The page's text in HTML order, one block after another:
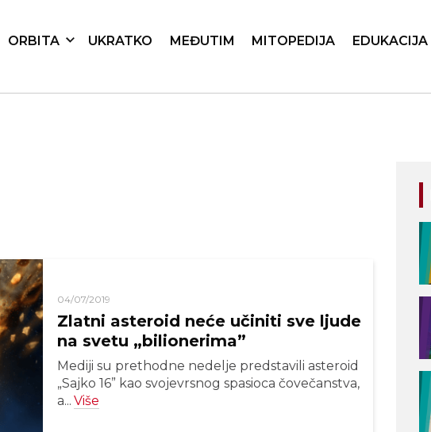
ORBITA UKRATKO MEĐUTIM MITOPEDIJA EDUKACIJA
04/07/2019
Zlatni asteroid neće učiniti sve ljude
na svetu „bilionerima”
Mediji su prethodne nedelje predstavili asteroid
„Sajko 16” kao svojevrsnog spasioca čovečanstva,
a... Više